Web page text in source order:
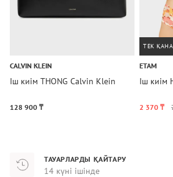
CALVIN KLEIN
Іш киім THONG Calvin Klein
128 900 ₸
ТЕК
ETAM
Іш киім
2 370 ₸
ТАУАРЛАРДЫ ҚАЙТАРУ
14 күні ішінде